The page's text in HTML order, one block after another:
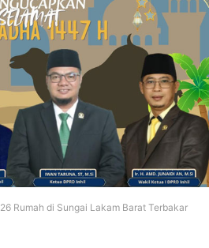
26 Rumah di Sungai Lakam Barat Terbakar